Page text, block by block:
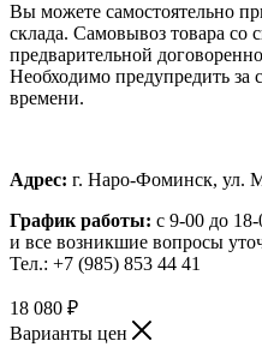
Вы можете самостоятельно
склада. Самовывоз товара со
предварительной
Необходимо предупредить за
времени.
Адрес: г. Наро-Фоминск, ул.
График работы: с 9-00 до
и все возникшие вопросы
Тел.: +7 (985) 853 44 41
18 080 ₽
Варианты цен